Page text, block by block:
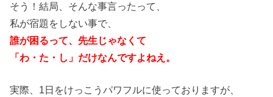
そう！結局、そんな事言ったって、
私が宿題をしない事で、
誰が困るって、先生じゃなくて
「わ・た・し」だけなんですよねえ。
実際、1日をけっこうパワフルに使っておりますが、